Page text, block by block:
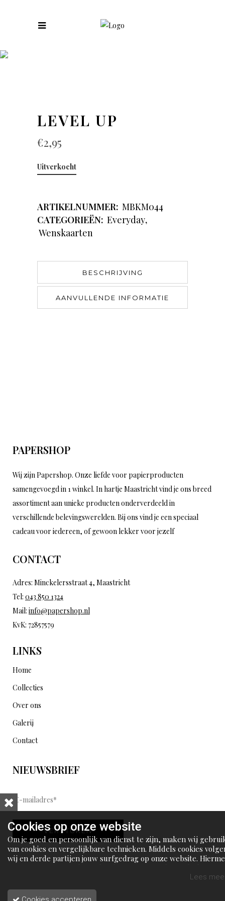
LEVEL UP
€2,95
Uitverkocht
ARTIKELNUMMER: MBKM044
CATEGORIEËN: Everyday,
Wenskaarten
BESCHRIJVING
AANVULLENDE INFORMATIE
PAPERSHOP
Wij zijn Papershop. Onze liefde voor papierproducten
samengevoegd in 1 winkel. In hartje Maastricht vind je ons breed
assortiment aan unieke producten onderverdeeld in
verschillende belevingswerelden. Bij ons vind je een speciaal
cadeau voor iedereen, of gewoon lekker voor jezelf
CONTACT
Adres: Minckelersstraat 4, Maastricht
Tel: 043 850 1324
Mail: info@papershop.nl
KvK: 72857579
LINKS
Home
Collecties
Over ons
Galerij
Contact
NIEUWSBRIEF
E
-
m
a
i
l
d
VERSTUREN
Cookies op onze website
Om je goed en persoonlijk van dienst te zijn, maken wij
van cookies en vergelijkbare technieken. Middels cookies
wij en derde partijen jouw surfgedrag op onze website.
Lees